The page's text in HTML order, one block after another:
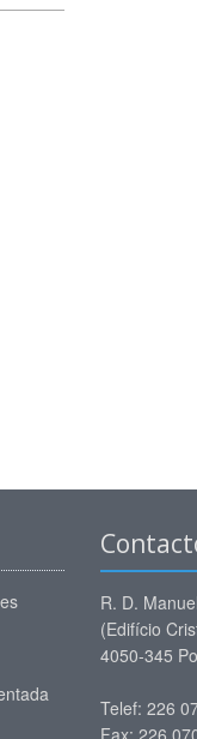
R. D.
(Edifício
4050-345
Telef: 226
Fax: 226